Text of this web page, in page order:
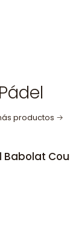
Pádel
productos
Babolat